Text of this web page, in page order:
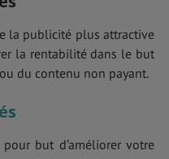
la publicité plus attractive
la rentabilité dans le but
du contenu non payant.
but d’améliorer votre